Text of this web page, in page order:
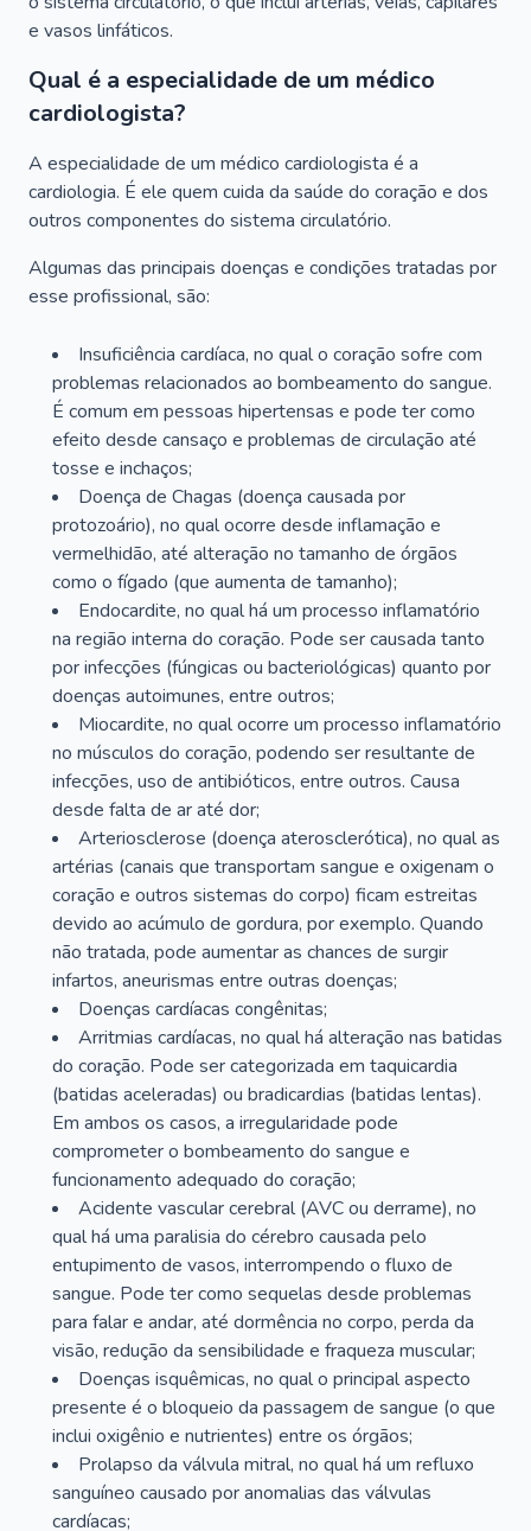
e vasos linfáticos.
Qual é a especialidade de um médico
cardiologista?
A especialidade de um médico cardiologista é a
cardiologia. É ele quem cuida da saúde do coração e dos
outros componentes do sistema circulatório.
Algumas das principais doenças e condições tratadas por
esse profissional, são:
Insuficiência cardíaca, no qual o coração sofre com
problemas relacionados ao bombeamento do sangue.
É comum em pessoas hipertensas e pode ter como
efeito desde cansaço e problemas de circulação até
tosse e inchaços;
Doença de Chagas (doença causada por
protozoário), no qual ocorre desde inflamação e
vermelhidão, até alteração no tamanho de órgãos
como o fígado (que aumenta de tamanho);
Endocardite, no qual há um processo inflamatório
na região interna do coração. Pode ser causada tanto
por infecções (fúngicas ou bacteriológicas) quanto por
doenças autoimunes, entre outros;
Miocardite, no qual ocorre um processo inflamatório
no músculos do coração, podendo ser resultante de
infecções, uso de antibióticos, entre outros. Causa
desde falta de ar até dor;
Arteriosclerose (doença aterosclerótica), no qual as
artérias (canais que transportam sangue e oxigenam o
coração e outros sistemas do corpo) ficam estreitas
devido ao acúmulo de gordura, por exemplo. Quando
não tratada, pode aumentar as chances de surgir
infartos, aneurismas entre outras doenças;
Doenças cardíacas congênitas;
Arritmias cardíacas, no qual há alteração nas batidas
do coração. Pode ser categorizada em taquicardia
(batidas aceleradas) ou bradicardias (batidas lentas).
Em ambos os casos, a irregularidade pode
comprometer o bombeamento do sangue e
funcionamento adequado do coração;
Acidente vascular cerebral (AVC ou derrame), no
qual há uma paralisia do cérebro causada pelo
entupimento de vasos, interrompendo o fluxo de
sangue. Pode ter como sequelas desde problemas
para falar e andar, até dormência no corpo, perda da
visão, redução da sensibilidade e fraqueza muscular;
Doenças isquêmicas, no qual o principal aspecto
presente é o bloqueio da passagem de sangue (o que
inclui oxigênio e nutrientes) entre os órgãos;
Prolapso da válvula mitral, no qual há um refluxo
sanguíneo causado por anomalias das válvulas
cardíacas;